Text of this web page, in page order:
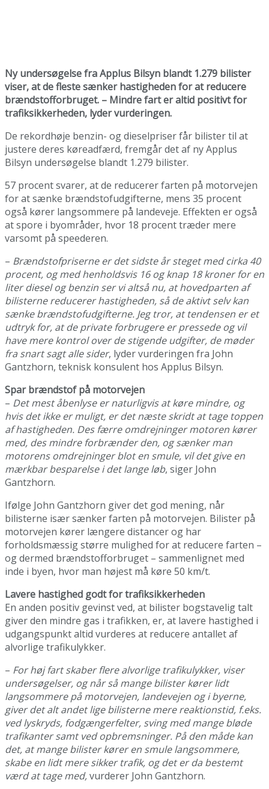
Ny undersøgelse fra Applus Bilsyn blandt 1.279 bilister
viser, at de fleste sænker hastigheden for at reducere
brændstofforbruget. – Mindre fart er altid positivt for
trafiksikkerheden, lyder vurderingen.
De rekordhøje benzin- og dieselpriser får bilister til at
justere deres køreadfærd, fremgår det af ny Applus
Bilsyn undersøgelse blandt 1.279 bilister.
57 procent svarer, at de reducerer farten på motorvejen
for at sænke brændstofudgifterne, mens 35 procent
også kører langsommere på landeveje. Effekten er også
at spore i byområder, hvor 18 procent træder mere
varsomt på speederen.
– Brændstofpriserne er det sidste år steget med cirka 40
procent, og med henholdsvis 16 og knap 18 kroner for en
liter diesel og benzin ser vi altså nu, at hovedparten af
bilisterne reducerer hastigheden, så de aktivt selv kan
sænke brændstofudgifterne. Jeg tror, at tendensen er et
udtryk for, at de private forbrugere er pressede og vil
have mere kontrol over de stigende udgifter, de møder
fra snart sagt alle sider, lyder vurderingen fra John
Gantzhorn, teknisk konsulent hos Applus Bilsyn.
Spar brændstof på motorvejen
– Det mest åbenlyse er naturligvis at køre mindre, og
hvis det ikke er muligt, er det næste skridt at tage toppen
af hastigheden. Des færre omdrejninger motoren kører
med, des mindre forbrænder den, og sænker man
motorens omdrejninger blot en smule, vil det give en
mærkbar besparelse i det lange løb, siger John
Gantzhorn.
Ifølge John Gantzhorn giver det god mening, når
bilisterne især sænker farten på motorvejen. Bilister på
motorvejen kører længere distancer og har
forholdsmæssig større mulighed for at reducere farten –
og dermed brændstofforbruget – sammenlignet med
inde i byen, hvor man højest må køre 50 km/t.
Lavere hastighed godt for trafiksikkerheden
En anden positiv gevinst ved, at bilister bogstavelig talt
giver den mindre gas i trafikken, er, at lavere hastighed i
udgangspunkt altid vurderes at reducere antallet af
alvorlige trafikulykker.
– For høj fart skaber flere alvorlige trafikulykker, viser
undersøgelser, og når så mange bilister kører lidt
langsommere på motorvejen, landevejen og i byerne,
giver det alt andet lige bilisterne mere reaktionstid, f.eks.
ved lyskryds, fodgængerfelter, sving med mange bløde
trafikanter samt ved opbremsninger. På den måde kan
det, at mange bilister kører en smule langsommere,
skabe en lidt mere sikker trafik, og det er da bestemt
værd at tage med,vurderer John Gantzhorn.